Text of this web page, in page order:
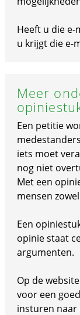
Heeft u die e-
u krijgt die e-
Meer
Een petitie
iets moet
nog niet
Met een
mensen
Een
opinie staat
argumenten.
Op de website
voor een
insturen naar